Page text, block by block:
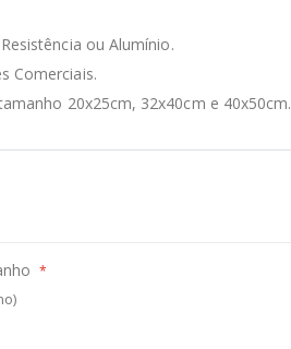
ou Alumínio.
Comerciais.
20x25cm, 32x40cm e 40x50cm.